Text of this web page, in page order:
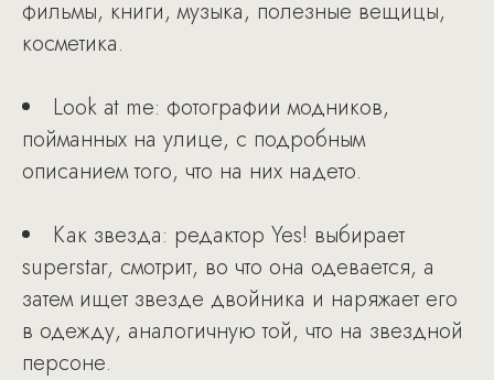
фильмы, книги, музыка, полезные вещицы,
косметика.
Look at me: фотографии модников,
пойманных на улице, с подробным
описанием того, что на них надето.
Как звезда: редактор Yes! выбирает
superstar, смотрит, во что она одевается, а
затем ищет звезде двойника и наряжает его
в одежду, аналогичную той, что на звездной
персоне.